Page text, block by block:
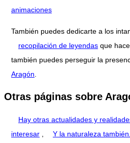
animaciones
También puedes dedicarte a los
recopilación de leyendas que
también puedes perseguir la
Aragón
Otras páginas sobre
Hay otras actualidades y
interesar
Y la naturaleza también.